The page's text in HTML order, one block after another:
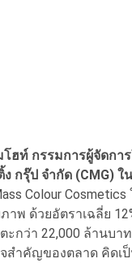
ฮท์ กรรมการผู้จัดกา
กรุ๊ป จำกัด (CMG) ใ
Colour
าพ ด้วยอัตราเฉลี่ย
กว่า 22,000 ล้านบา
สำคัญของตลาด คิดเ